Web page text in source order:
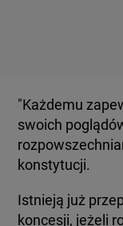
"Każdemu
swoich
konstytucji.
Istnieją już
koncesji, jeżeli